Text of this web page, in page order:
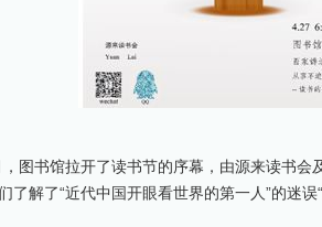
图书馆拉开了读书节的序幕，由源来读书
了解了“近代中国开眼看世界的第一人”的迷